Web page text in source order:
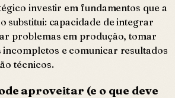
investir em fundamentos que a
substitui: capacidade de integrar
problemas em produção, tomar
incompletos e comunicar resultados
técnicos.
aproveitar (e o que deve